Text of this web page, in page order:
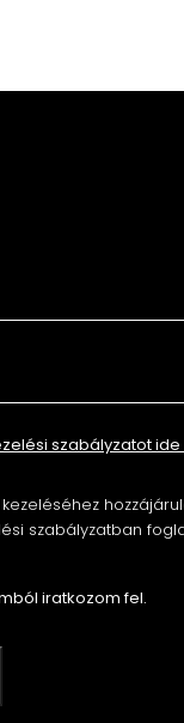
szabályzatot ide
foglaltakat
iratkozom fel.